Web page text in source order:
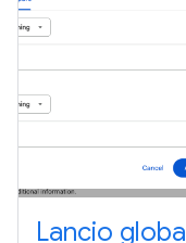
Lancio